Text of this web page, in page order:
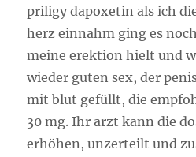
priligy dapoxetin als ich
herz einnahm ging es
meine erektion hielt und
wieder guten sex, der
mit blut gefüllt, die
30 mg. Ihr arzt kann die
erhöhen, unzerteilt und